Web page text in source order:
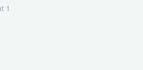
1